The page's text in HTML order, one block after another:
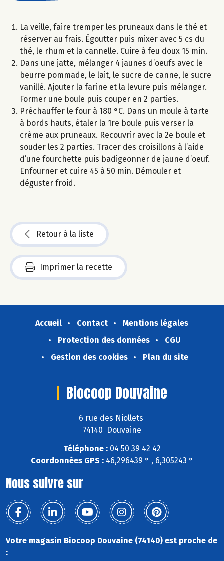
La veille, faire tremper les pruneaux dans le thé et
réserver au frais. Égoutter puis mixer avec 5 cs du
thé, le rhum et la cannelle. Cuire à feu doux 15 min.
Dans une jatte, mélanger 4 jaunes d’oeufs avec le
beurre pommade, le lait, le sucre de canne, le sucre
vanillé. Ajouter la farine et la levure puis mélanger.
Former une boule puis couper en 2 parties.
Préchauffer le four à 180 °C. Dans un moule à tarte
à bords hauts, étaler la 1re boule puis verser la
crème aux pruneaux. Recouvrir avec la 2e boule et
souder les 2 parties. Tracer des croisillons à l’aide
d’une fourchette puis badigeonner de jaune d’oeuf.
Enfourner et cuire 45 à 50 min. Démouler et
déguster froid.
Retour à la liste
Imprimer la recette
Accueil Contact
Mentions légales
Protection des données
CGU
Gestion des cookies
Plan du site
Biocoop Douvaine
6 rue des Niollets
74140 Douvaine
Téléphone :04 50 39 42 42
Coordonnées GPS :46,296439 ° , 6,305243 °
Nous suivre sur
Votre magasin Biocoop Douvaine (74140) est proche de
: